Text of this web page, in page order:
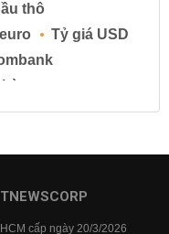
thô
Tỷ giá USD
gửi
cấp ngày 20/3/2026